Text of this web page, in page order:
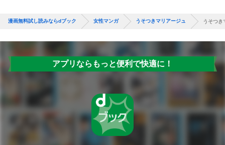
漫画無料試し読みならdブック 女性マンガ うそつきマリアージュ うそつき
アプリならもっと便利で快適に！